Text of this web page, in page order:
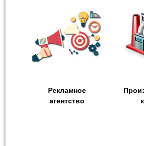
Рекламное
агентство